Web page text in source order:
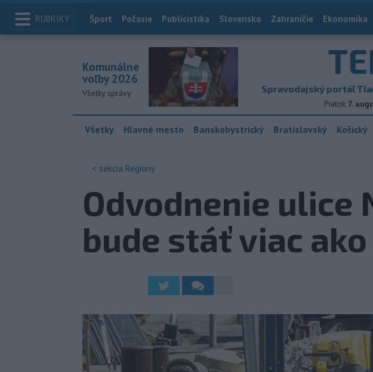
RUBRIKY Index
Šport Počasie Publicistika Slovensko Zahraničie Ekonomika
Spravodajský portál
Piatok 7.
Komunálne
voľby 2026
Všetky správy
Všetky Hlavné mesto Banskobystrický Bratislavský Košický
< sekcia Regióny
Odvodnenie ulice
bude stáť viac